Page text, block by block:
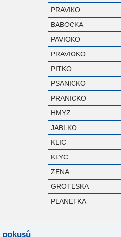
PRAVIKO
BABOCKA
PAVIOKO
PRAVIOKO
PITKO
PSANICKO
PRANICKO
HMYZ
JABLKO
KLIC
KLYC
ZENA
GROTESKA
PLANETKA